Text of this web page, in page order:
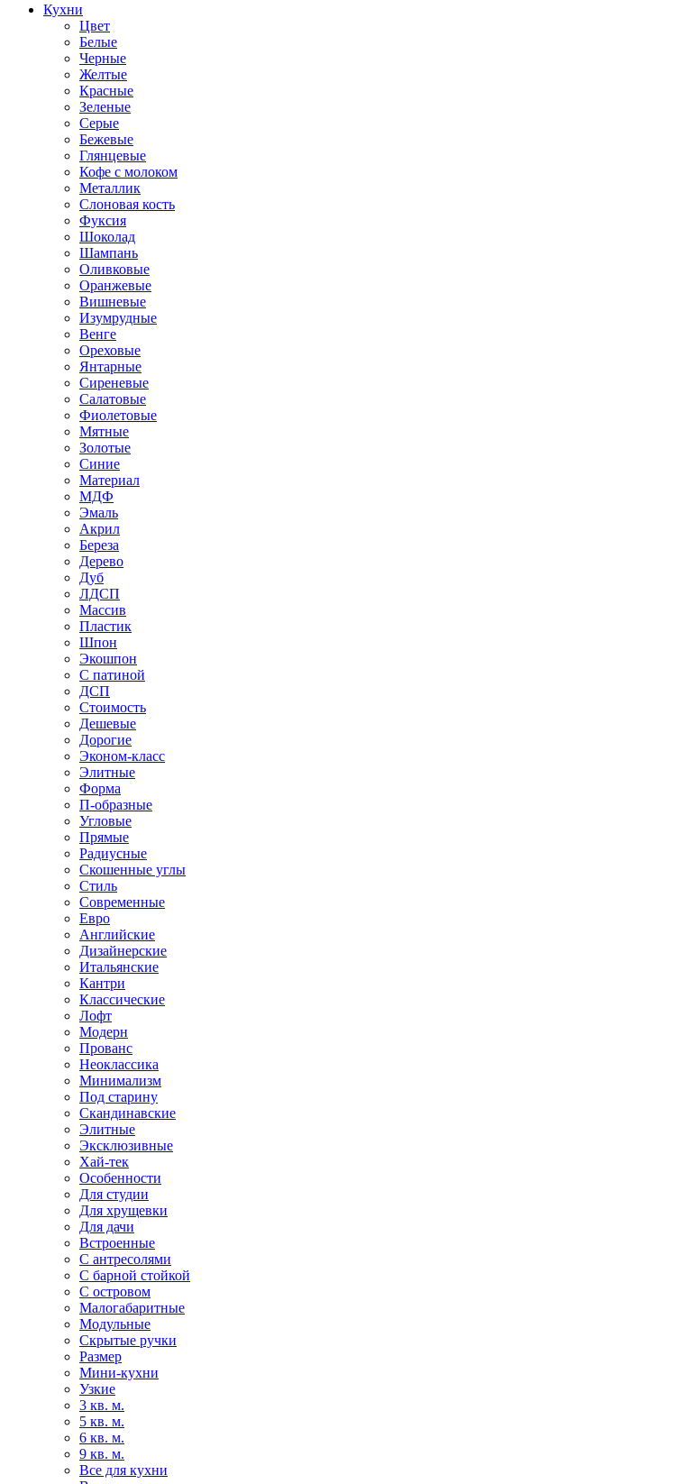
Кухни
Цвет
Белые
Черные
Желтые
Красные
Зеленые
Серые
Бежевые
Глянцевые
Кофе с молоком
Металлик
Слоновая кость
Фуксия
Шоколад
Шампань
Оливковые
Оранжевые
Вишневые
Изумрудные
Венге
Ореховые
Янтарные
Сиреневые
Салатовые
Фиолетовые
Мятные
Золотые
Синие
Материал
МДФ
Эмаль
Акрил
Береза
Дерево
Дуб
ЛДСП
Массив
Пластик
Шпон
Экошпон
С патиной
ДСП
Стоимость
Дешевые
Дорогие
Эконом-класс
Элитные
Форма
П-образные
Угловые
Прямые
Радиусные
Скошенные углы
Стиль
Современные
Евро
Английские
Дизайнерские
Итальянские
Кантри
Классические
Лофт
Модерн
Прованс
Неоклассика
Минимализм
Под старину
Скандинавские
Элитные
Эксклюзивные
Хай-тек
Особенности
Для студии
Для хрущевки
Для дачи
Встроенные
С антресолями
С барной стойкой
С островом
Малогабаритные
Модульные
Скрытые ручки
Размер
Мини-кухни
Узкие
3 кв. м.
5 кв. м.
6 кв. м.
9 кв. м.
Все для кухни